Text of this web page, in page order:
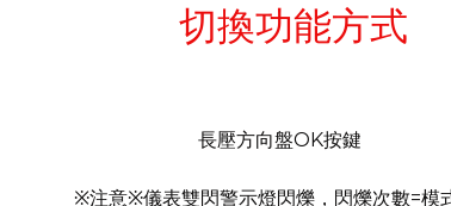
切換功能方式
長壓方向盤OK按鍵
※注意※儀表雙閃警示燈閃爍，閃爍次數=模